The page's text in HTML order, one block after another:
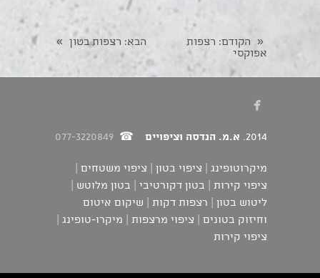
« הקודם: רצפות
אפוקסי
הבא: רצפות בטון »

2014. א.מ. הנדסה וציפויים ☎
077-3220849
מיקרוטופינג | ציפוי בטון | ציפוי משטחים |
ציפוי קירות | בטון דקורטיבי | בטון מלוטש |
ליטוש בטון | רצפות דקות | שיקום איטום
וחיזוק בטונים | ציפוי מרצפות | מיקרו-טופינג |
ציפוי קירות